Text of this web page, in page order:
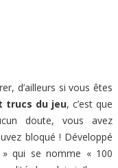
d’ailleurs si vous êtes
trucs du jeu, c’est que
doute, vous avez
bloqué ! Développé
» qui se nomme « 100